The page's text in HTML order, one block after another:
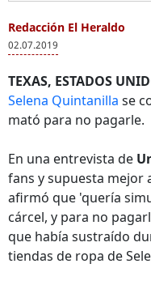
Redacción El Heraldo
02.07.2019
TEXAS, ESTADOS
Selena Quintanilla se
mató para no pagarle.
En una entrevista de
fans y supuesta mejor
afirmó que 'quería
cárcel, y para no
que había sustraído
tiendas de ropa de